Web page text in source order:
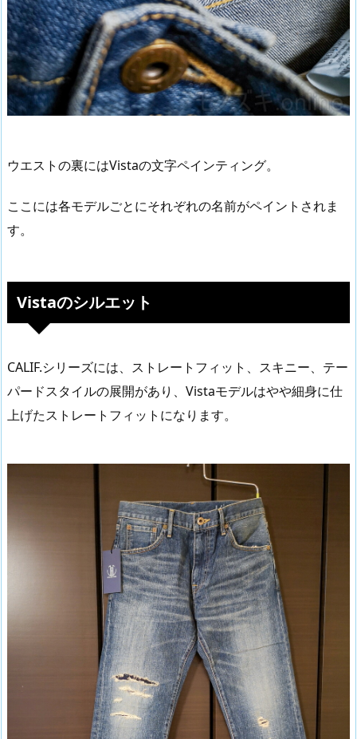
ウエストの裏にはVistaの文字ペインティング。
ここには各モデルごとにそれぞれの名前がペイントされま
す。
Vistaのシルエット
CALIF.シリーズには、ストレートフィット、スキニー、テー
パードスタイルの展開があり、Vistaモデルはやや細身に仕
上げたストレートフィットになります。